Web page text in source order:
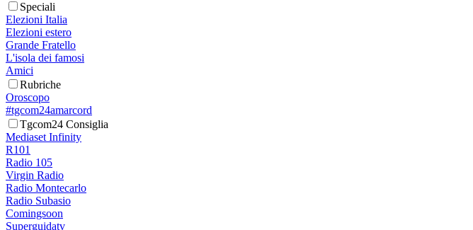
Speciali
Elezioni Italia
Elezioni estero
Grande Fratello
L'isola dei famosi
Amici
Rubriche
Oroscopo
#tgcom24amarcord
Tgcom24 Consiglia
Mediaset Infinity
R101
Radio 105
Virgin Radio
Radio Montecarlo
Radio Subasio
Comingsoon
Superguidatv